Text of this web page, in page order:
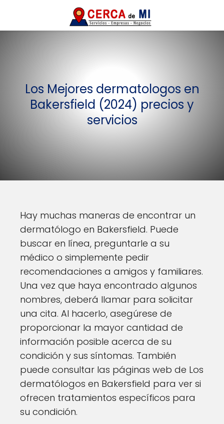
Los Mejores dermatologos en
Bakersfield (2024) precios y
servicios
Hay muchas maneras de encontrar un
dermatólogo en Bakersfield. Puede
buscar en línea, preguntarle a su
médico o simplemente pedir
recomendaciones a amigos y familiares.
Una vez que haya encontrado algunos
nombres, deberá llamar para solicitar
una cita. Al hacerlo, asegúrese de
proporcionar la mayor cantidad de
información posible acerca de su
condición y sus síntomas. También
puede consultar las páginas web de Los
dermatólogos en Bakersfield para ver si
ofrecen tratamientos específicos para
su condición.